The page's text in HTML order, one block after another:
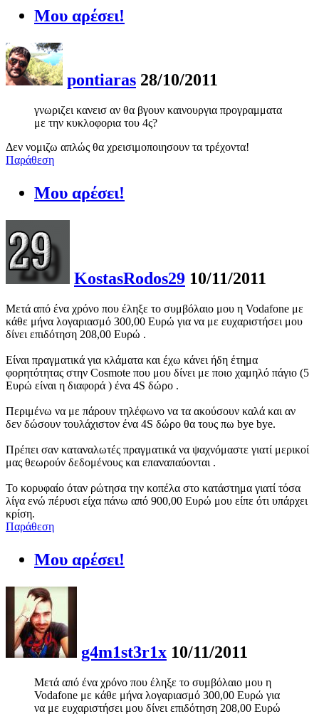
Μου αρέσει!
pontiaras 28/10/2011
γνωριζει κανεισ αν θα βγουν καινουργια προγραμματα
με την κυκλοφορια του 4ς?
Δεν νομιζω απλώς θα χρεισιμοποιησουν τα τρέχοντα!
Παράθεση
Μου αρέσει!
KostasRodos29 10/11/2011
Μετά από ένα χρόνο που έληξε το συμβόλαιο μου η Vodafone με
κάθε μήνα λογαριασμό 300,00 Ευρώ για να με ευχαριστήσει μου
δίνει επιδότηση 208,00 Ευρώ .
Είναι πραγματικά για κλάματα και έχω κάνει ήδη έτημα
φορητότητας στην Cosmote που μου δίνει με ποιο χαμηλό πάγιο (5
Ευρώ είναι η διαφορά ) ένα 4S δώρο .
Περιμένω να με πάρουν τηλέφωνο να τα ακούσουν καλά και αν
δεν δώσουν τουλάχιστον ένα 4S δώρο θα τους πω bye bye.
Πρέπει σαν καταναλωτές πραγματικά να ψαχνόμαστε γιατί μερικοί
μας θεωρούν δεδομένους και επαναπαύονται .
Το κορυφαίο όταν ρώτησα την κοπέλα στο κατάστημα γιατί τόσα
λίγα ενώ πέρυσι είχα πάνω από 900,00 Ευρώ μου είπε ότι υπάρχει
κρίση.
Παράθεση
Μου αρέσει!
g4m1st3r1x 10/11/2011
Μετά από ένα χρόνο που έληξε το συμβόλαιο μου η
Vodafone με κάθε μήνα λογαριασμό 300,00 Ευρώ για
να με ευχαριστήσει μου δίνει επιδότηση 208,00 Ευρώ